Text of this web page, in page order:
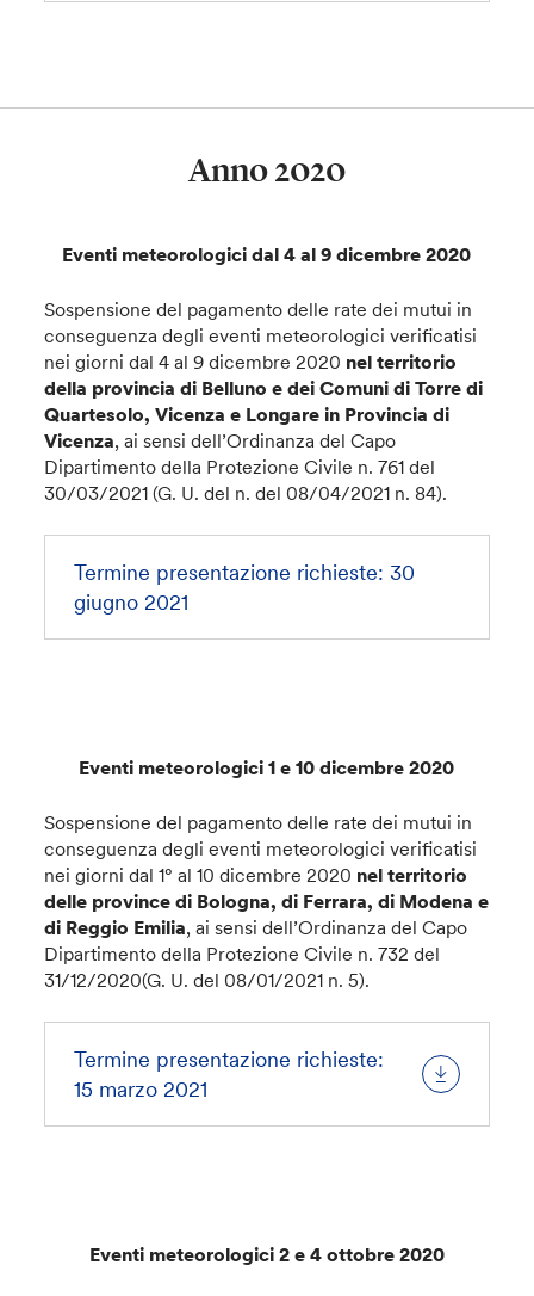
Anno 2020
Eventi meteorologici dal 4 al 9 dicembre 2020
Sospensione del pagamento delle rate dei mutui in
conseguenza degli eventi meteorologici verificatisi
nei giorni dal 4 al 9 dicembre 2020 nel territorio
della provincia di Belluno e dei Comuni di Torre di
Quartesolo, Vicenza e Longare in Provincia di
Vicenza, ai sensi dell’Ordinanza del Capo
Dipartimento della Protezione Civile n. 761 del
30/03/2021 (G. U. del n. del 08/04/2021 n. 84).
Termine presentazione richieste: 30
giugno 2021
Eventi meteorologici 1 e 10 dicembre 2020
Sospensione del pagamento delle rate dei mutui in
conseguenza degli eventi meteorologici verificatisi
nei giorni dal 1° al 10 dicembre 2020 nel territorio
delle province di Bologna, di Ferrara, di Modena e
di Reggio Emilia, ai sensi dell’Ordinanza del Capo
Dipartimento della Protezione Civile n. 732 del
31/12/2020(G. U. del 08/01/2021 n. 5).
Termine presentazione richieste:
15 marzo 2021
Eventi meteorologici 2 e 4 ottobre 2020